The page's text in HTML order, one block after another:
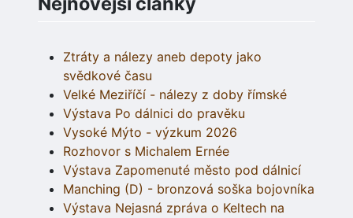
Ztráty a nálezy aneb depoty jako
svědkové času
Velké Meziříčí - nálezy z doby římské
Výstava Po dálnici do pravěku
Vysoké Mýto - výzkum 2026
Rozhovor s Michalem Ernée
Výstava Zapomenuté město pod dálnicí
Manching (D) - bronzová soška bojovníka
Výstava Nejasná zpráva o Keltech na